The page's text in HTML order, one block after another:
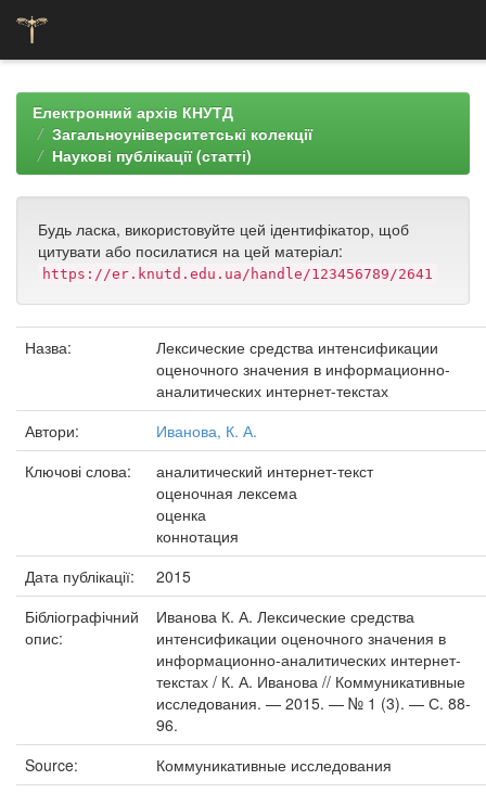
navigationЕлектронний архів КНУТД
Загальноуніверситетські колекції
Наукові публікації (статті)
Будь ласка, використовуйте цей ідентифікатор, щоб
цитувати або посилатися на цей матеріал:
https://er.knutd.edu.ua/handle/123456789/2641
Назва:
Лексические средства интенсификации
оценочного значения в информационно-
аналитических интернет-текстах
Автори:
Иванова, К. А.
Ключові слова:
аналитический интернет-текст
оценочная лексема
оценка
коннотация
Дата публікації:
2015
Бібліографічний
опис:
Иванова К. А. Лексические средства
интенсификации оценочного значения в
информационно-аналитических интернет-
текстах / К. А. Иванова // Коммуникативные
исследования. — 2015. — № 1 (3). — С. 88-
96.
Source:
Коммуникативные исследования